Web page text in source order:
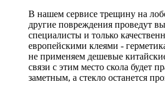
В нашем сервисе трещину на
другие повреждения проведут
специалисты и только
европейскими клеями -
не применяем дешевые
связи с этим место скола будет
заметным, а стекло останется